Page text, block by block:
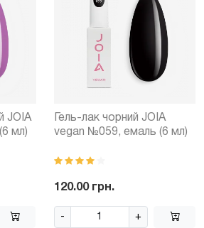
JOIA
мл)
Гель-лак чорний JOIA
vegan №059, емаль (6 мл)
120.00 грн.
- +